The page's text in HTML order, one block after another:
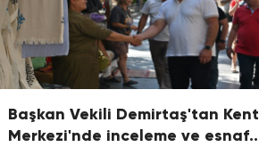
Başkan Vekili Demirtaş'tan Kent
Merkezi'nde inceleme ve esnaf